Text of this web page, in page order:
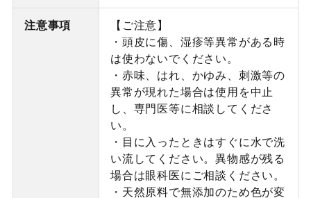
注意事項
【ご注意】
・頭皮に傷、湿疹等異常がある時
は使わないでください。
・赤味、はれ、かゆみ、刺激等の
異常が現れた場合は使用を中止
し、専門医等に相談してくださ
い。
・目に入ったときはすぐに水で洗
い流してください。異物感が残る
場合は眼科医にご相談ください。
・天然原料で無添加のため色が変